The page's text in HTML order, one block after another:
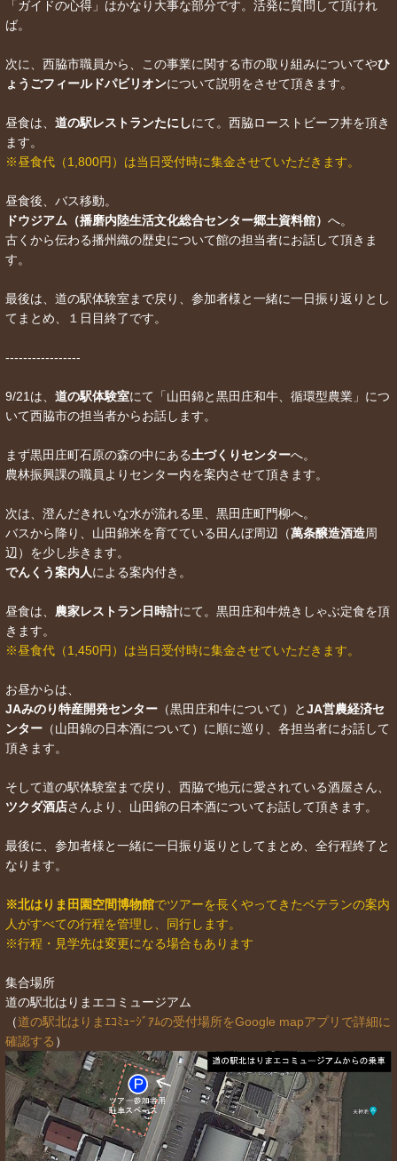
「ガイドの心得」はかなり大事な部分です。活発に質問して頂けれ
ば。
次に、西脇市職員から、この事業に関する市の取り組みについてやひ
ょうごフィールドパビリオンについて説明をさせて頂きます。
昼食は、 道の駅レストランたにしにて。西脇ローストビーフ丼を頂き
ます。
※昼食代（1,800円）は当日受付時に集金させていただきます。
昼食後、バス移動。
ドウジアム（播磨内陸生活文化総合センター郷土資料館） へ。
古くから伝わる播州織の歴史について館の担当者にお話して頂きま
す。
最後は、道の駅体験室まで戻り、参加者様と一緒に一日振り返りとし
てまとめ、１日目終了です。
-----------------
9/21は、 道の駅体験室にて「山田錦と黒田庄和牛、循環型農業」につ
いて西脇市の担当者からお話します。
まず黒田庄町石原の森の中にある土づくりセンターへ。
農林振興課の職員よりセンター内を案内させて頂きます。
次は、澄んだきれいな水が流れる里、黒田庄町門柳へ。
バスから降り、山田錦米を育てている田んぼ周辺（萬条醸造酒造周
辺）を少し歩きます。
でんくう案内人による案内付き。
昼食は、 農家レストラン日時計にて。黒田庄和牛焼きしゃぶ定食を頂
きます。
※昼食代（1,450円）は当日受付時に集金させていただきます。
お昼からは、
JAみのり特産開発センター （黒田庄和牛について）とJA営農経済セ
ンター （山田錦の日本酒について）に順に巡り、各担当者にお話して
頂きます。
そして道の駅体験室まで戻り、西脇で地元に愛されている酒屋さん、
ツクダ酒店さんより、山田錦の日本酒についてお話して頂きます。
最後に、参加者様と一緒に一日振り返りとしてまとめ、全行程終了と
なります。
※北はりま田園空間博物館でツアーを長くやってきたベテランの案内
人がすべての行程を管理し、同行します。
※行程・見学先は変更になる場合もあります
集合場所
道の駅北はりまエコミュージアム
（道の駅北はりまｴｺﾐｭｰｼﾞｱﾑの受付場所をGoogle mapアプリで詳細に
確認する ）